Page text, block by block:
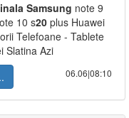
Samsung note 9
10 s20 plus Huawei
Telefoane - Tablete
Slatina Azi
06.06|08:10